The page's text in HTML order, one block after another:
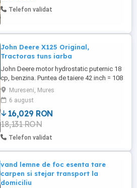
Telefon validat
John Deere X125 Original,
Tractoras tuns iarba
John Deere motor hydrostatic puternic 18
cp, benzina. Puntea de taiere 42 inch = 108
cm, Full service inclusiv lame noi de
taiere.Arata si functioneaza impecabil. Se
vinde ce este expus in poze !
Mureseni, Mures
6 august
16,029 RON
18,131 RON
Telefon validat
vand lemne de foc esenta tare
carpen si stejar transport la
domiciliu